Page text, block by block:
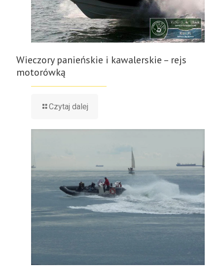
Wieczory panieńskie i kawalerskie – rejs
motorówką
Czytaj dalej